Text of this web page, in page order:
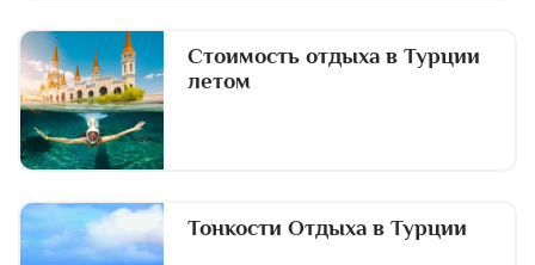
Стоимость отдыха в Турции
летом
Тонкости Отдыха в Турции